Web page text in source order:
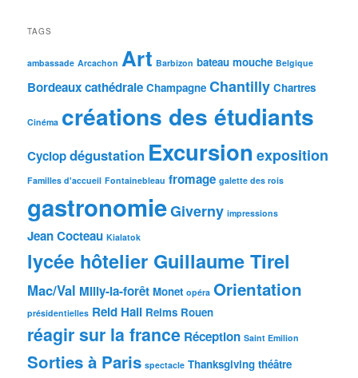
TAGS
ambassade Arcachon Art Barbizon bateau mouche Belgique
Bordeauxcathédrale Champagne Chantilly Chartres
Cinéma créations des étudiants
Cyclopdégustation Excursion exposition
Familles d'accueil Fontainebleau fromage galette des rois
gastronomieGiverny impressions
Jean Cocteau Kialatok
lycée hôtelier Guillaume Tirel
Mac/Val Milly-la-forêt Monet opéra Orientation
présidentielles Reid Hall Reims Rouen
réagir sur la france Réception Saint Emilion
Sorties à Paris spectacle Thanksgiving théâtre